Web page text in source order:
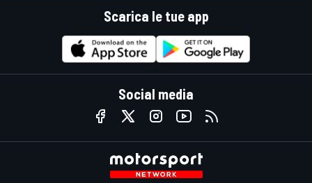
Scarica le tue app
Social media